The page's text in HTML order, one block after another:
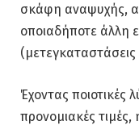
σκάφη αναψυχής,
οποιαδήποτε άλλη
(μετεγκαταστάσεις
Έχοντας ποιοτικές
προνομιακές τιμές,